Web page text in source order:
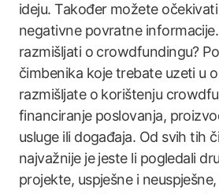
ideju. Također možete
negativne povratne
razmišljati o crowdfundingu?
čimbenika koje trebate uzeti u
razmišljate o korištenju
financiranje poslovanja,
usluge ili događaja. Od svih tih
najvažnije je jeste li pogledali
projekte, uspješne i